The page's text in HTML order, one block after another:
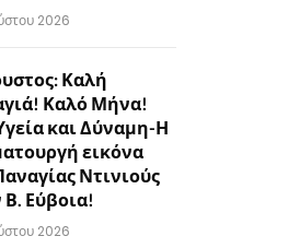
2026
Καλή
Καλό Μήνα!
και Δύναμη-Η
εικόνα
Ντινιούς
Β. Εύβοια!
2026